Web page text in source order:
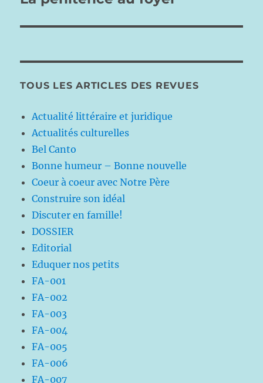
TOUS LES ARTICLES DES REVUES
Actualité littéraire et juridique
Actualités culturelles
Bel Canto
Bonne humeur – Bonne nouvelle
Coeur à coeur avec Notre Père
Construire son idéal
Discuter en famille!
DOSSIER
Editorial
Eduquer nos petits
FA-001
FA-002
FA-003
FA-004
FA-005
FA-006
FA-007